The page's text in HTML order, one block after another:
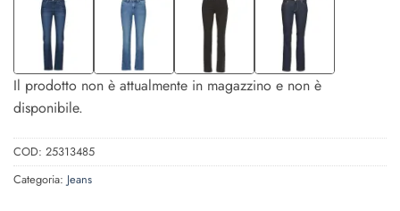
Il prodotto non è attualmente in magazzino e non è
disponibile.
COD: 25313485
Categoria: Jeans